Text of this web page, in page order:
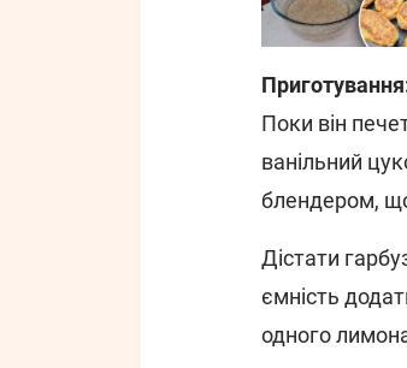
Поки він
ванільний
блендером,
Дістати
ємність
одного